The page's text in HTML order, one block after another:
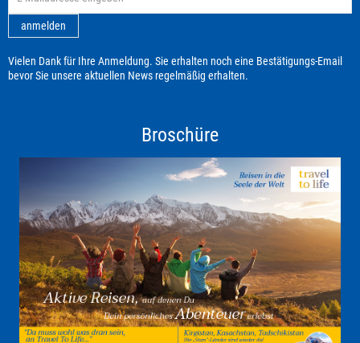
anmelden
Vielen Dank für Ihre Anmeldung. Sie erhalten noch eine Bestätigungs-Email
bevor Sie unsere aktuellen News regelmäßig erhalten.
Broschüre